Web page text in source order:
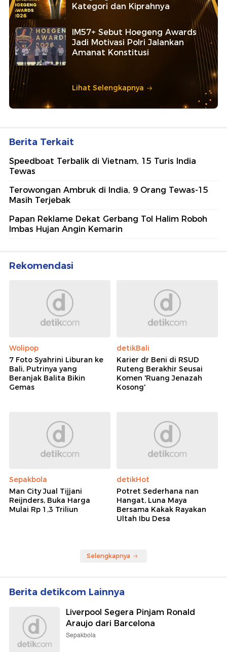
Kategori dan Kiprahnya
IM57+ Sebut Hoegeng Awards
Jadi Motivasi Polri Jalankan
Amanat Konstitusi
Lihat Selengkapnya
Berita Terkait
Speedboat Terbalik di Vietnam, 15 Turis India
Tewas
Terowongan Ambruk di India, 9 Orang Tewas-15
Masih Terjebak
Papan Reklame Dekat Gerbang Tol Halim Roboh
Imbas Hujan Angin Kemarin
Rekomendasi
Wolipop
7 Foto Syahrini Liburan ke
Bali, Putrinya yang
Beranjak Balita Bikin
Gemas
detikBali
Karier dr Beni di RSUD
Ruteng Berakhir Seusai
Komen 'Ruang Jenazah
Kosong'
Sepakbola
Man City Jual Tijjani
Reijnders, Buka Harga
Mulai Rp 1,3 Triliun
detikHot
Potret Sederhana nan
Hangat, Luna Maya
Bersama Kakak Rayakan
Ultah Ibu Desa
Selengkapnya
Berita detikcom Lainnya
Liverpool Segera Pinjam Ronald
Araujo dari Barcelona
Sepakbola